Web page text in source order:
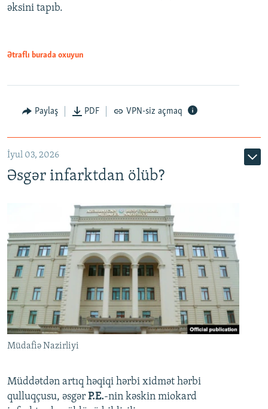
Auto 240p 360p 480p
720p 1080p
əksini tapıb.
Ətraflı burada oxuyun
Paylaş PDF VPN-siz açmaq
İyul 03, 2026
Əsgər infarktdan ölüb?
Müdafiə Nazirliyi
Müddətdən artıq həqiqi hərbi xidmət hərbi
qulluqçusu, əsgər P.E.-nin kəskin miokard